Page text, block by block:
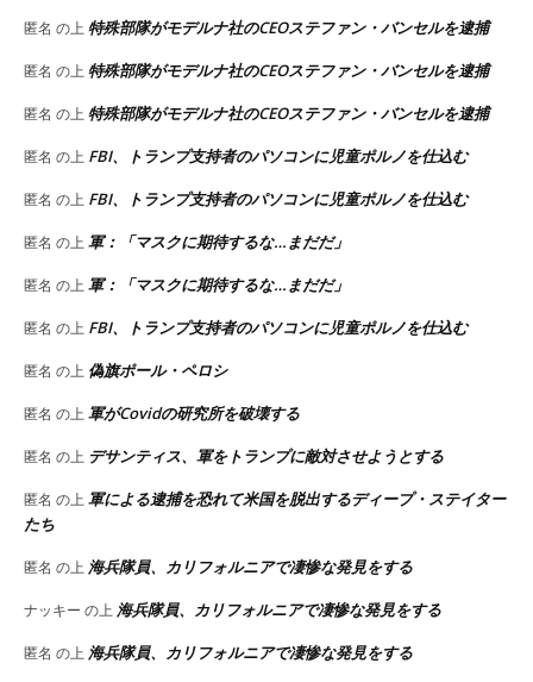
匿名 の上 特殊部隊がモデルナ社のCEOステファン・バンセルを逮捕
匿名 の上 特殊部隊がモデルナ社のCEOステファン・バンセルを逮捕
匿名 の上 特殊部隊がモデルナ社のCEOステファン・バンセルを逮捕
匿名 の上 FBI、トランプ支持者のパソコンに児童ポルノを仕込む
匿名 の上 FBI、トランプ支持者のパソコンに児童ポルノを仕込む
匿名 の上 軍：「マスクに期待するな…まだだ」
匿名 の上 軍：「マスクに期待するな…まだだ」
匿名 の上 FBI、トランプ支持者のパソコンに児童ポルノを仕込む
匿名 の上 偽旗ポール・ペロシ
匿名 の上 軍がCovidの研究所を破壊する
匿名 の上 デサンティス、軍をトランプに敵対させようとする
匿名 の上 軍による逮捕を恐れて米国を脱出するディープ・ステイター
たち
匿名 の上 海兵隊員、カリフォルニアで凄惨な発見をする
ナッキー の上 海兵隊員、カリフォルニアで凄惨な発見をする
匿名 の上 海兵隊員、カリフォルニアで凄惨な発見をする